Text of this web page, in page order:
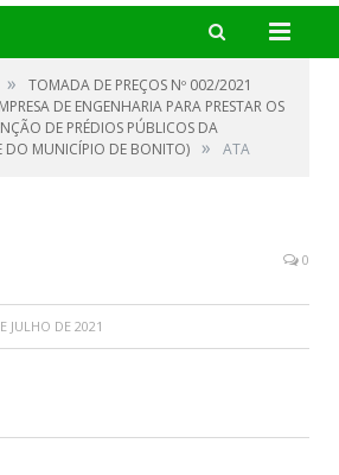
»
TOMADA DE PREÇOS Nº 002/2021
DE ENGENHARIA PARA PRESTAR OS
DE PRÉDIOS PÚBLICOS DA
DO MUNICÍPIO DE BONITO) » ATA
0
JULHO DE 2021